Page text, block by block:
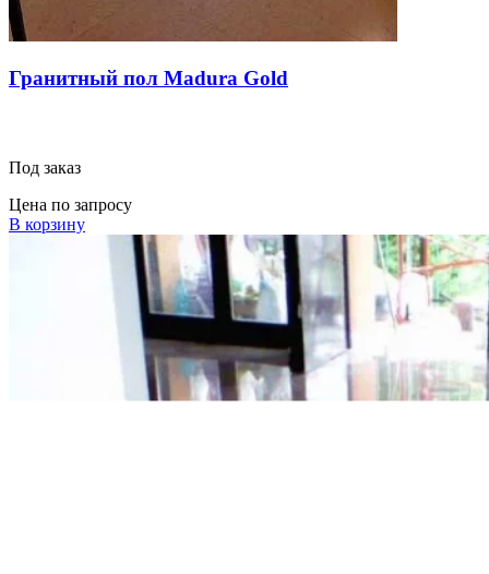
Гранитный пол Madura Gold
Под заказ
Цена по запросу
В корзину